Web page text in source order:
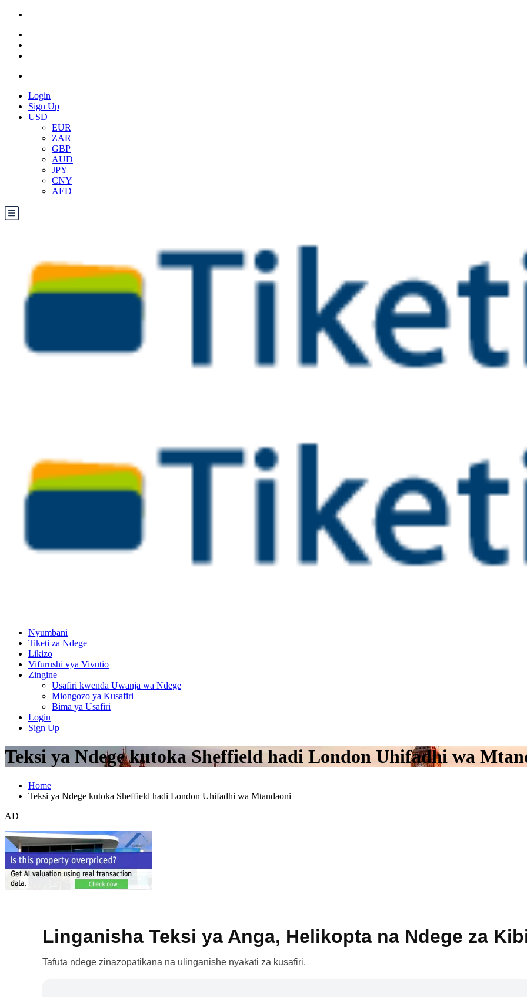
Login
Sign Up
USD
EUR
ZAR
GBP
AUD
JPY
CNY
AED
Nyumbani
Tiketi za Ndege
Likizo
Vifurushi vya Vivutio
Zingine
Usafiri kwenda Uwanja wa Ndege
Miongozo ya Kusafiri
Bima ya Usafiri
Login
Sign Up
Teksi ya Ndege kutoka Sheffield hadi London Uhifadhi wa
Home
Teksi ya Ndege kutoka Sheffield hadi London Uhifadhi wa Mtandaoni
AD
Linganisha Teksi ya Anga, Helikopta na Ndege za
Tafuta ndege zinazopatikana na ulinganishe nyakati za kusafiri.